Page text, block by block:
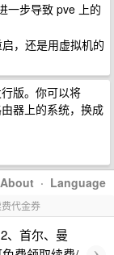
一步导致 pve 上的
，还是用虚拟机的
版。你可以将
器上的系统，换成
About · Language
代金券
、首尔、曼